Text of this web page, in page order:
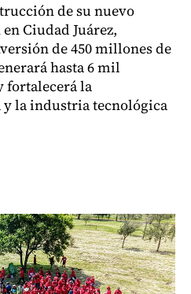
de su nuevo
Ciudad Juárez,
de 450 millones de
hasta 6 mil
fortalecerá la
y la industria tecnológica